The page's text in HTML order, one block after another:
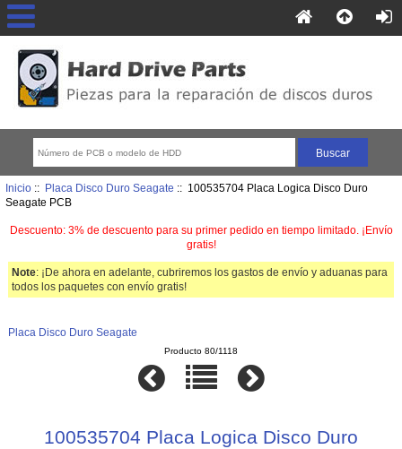
Inicio:: Placa Disco Duro Seagate :: 100535704 Placa Logica Disco Duro
Seagate PCB
Descuento: 3% de descuento para su primer pedido en tiempo limitado. ¡Envío
gratis!
Note: ¡De ahora en adelante, cubriremos los gastos de envío y aduanas para
todos los paquetes con envío gratis!
Placa Disco Duro Seagate
Producto 80/1118
100535704 Placa Logica Disco Duro